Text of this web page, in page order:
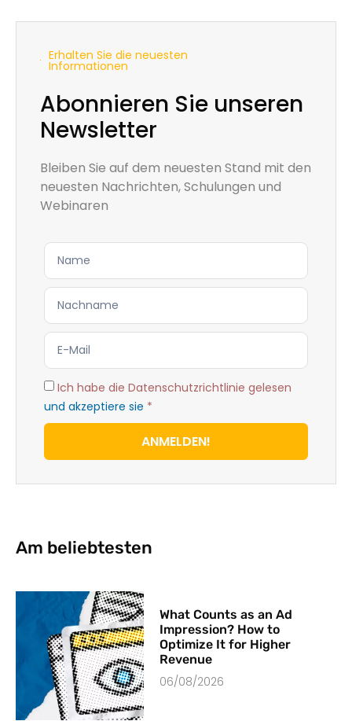
Erhalten Sie die neuesten
Informationen
Abonnieren Sie unseren
Newsletter
Bleiben Sie auf dem neuesten Stand mit den
neuesten Nachrichten, Schulungen und
Webinaren
Ich habe die Datenschutzrichtlinie gelesen
und akzeptiere sie *
ANMELDEN!
Am beliebtesten
What Counts as an Ad
Impression? How to
Optimize It for Higher
Revenue
06/08/2026